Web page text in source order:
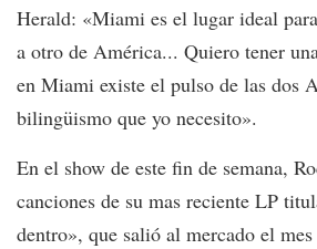
Herald: «Miami es el lugar ideal
a otro de América... Quiero tener
en Miami existe el pulso de las dos
bilingüismo que yo necesito».
En el show de este fin de semana,
canciones de su mas reciente LP
dentro», que salió al mercado el